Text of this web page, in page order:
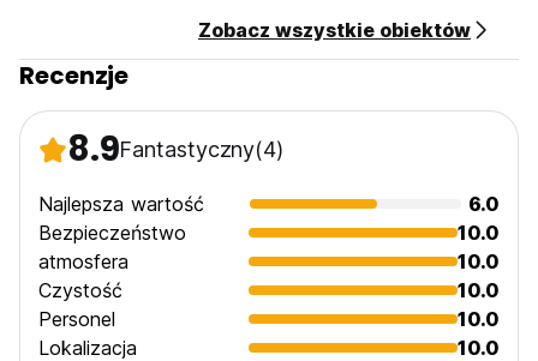
Zobacz wszystkie obiektów
Recenzje
8.9Fantastyczny(4)
Najlepsza wartość
6.0
Bezpieczeństwo
10.0
atmosfera
10.0
Czystość
10.0
Personel
10.0
Lokalizacja
10.0